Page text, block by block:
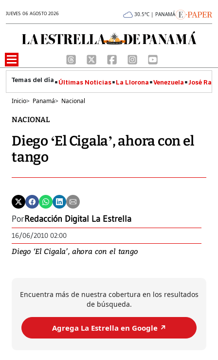
JUEVES 06 AGOSTO 2026 30.5°C | PANAMÁ
Últimas Noticias La Llorona Venezuela José
Inicio> Panamá> Nacional
NACIONAL
Diego ‘El Cigala’, ahora con el
tango
PorRedacción Digital La Estrella
16/06/2010 02:00
Diego ‘El Cigala’, ahora con el tango
Encuentra más de nuestra cobertura en los resultados
de búsqueda.
Agrega La Estrella en Google ↗️